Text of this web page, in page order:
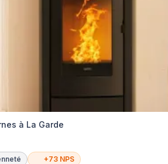
à La Garde
+73 NPS